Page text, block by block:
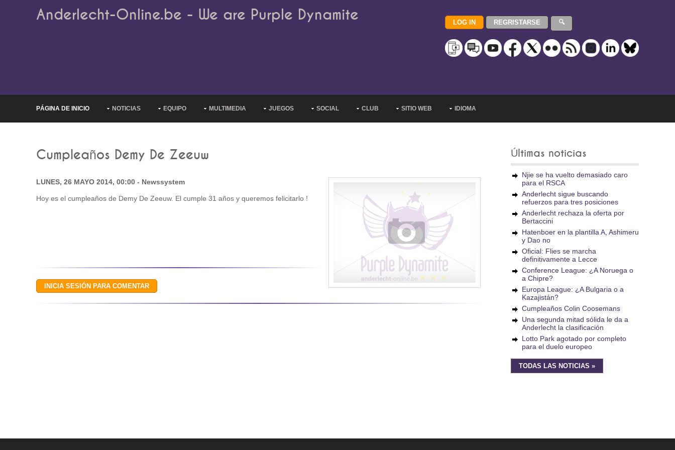
Anderlecht-Online.be - We are Purple Dynamite
PÁGINA DE INICIO NOTICIAS EQUIPO MULTIMEDIA JUEGOS SOCIAL CLUB SITIO WEB IDIOMA
Cumpleaños Demy De Zeeuw
LUNES, 26 MAYO 2014, 00:00 - Newssystem
Hoy es el cumpleaños de Demy De Zeeuw. El cumple 31 años y queremos felicitarlo !
Últimas noticias
Njie se ha vuelto demasiado caro
para el RSCA
Anderlecht sigue buscando
refuerzos para tres posiciones
Anderlecht rechaza la oferta por
Bertaccini
Hatenboer en la plantilla A, Ashimeru
y Dao no
Oficial: Flies se marcha
definitivamente a Lecce
Conference League: ¿A Noruega o
a Chipre?
Europa League: ¿A Bulgaria o a
Kazajistán?
Cumpleaños Colin Coosemans
Una segunda mitad sólida le da a
Anderlecht la clasificación
Lotto Park agotado por completo
para el duelo europeo
TODAS LAS NOTICIAS »